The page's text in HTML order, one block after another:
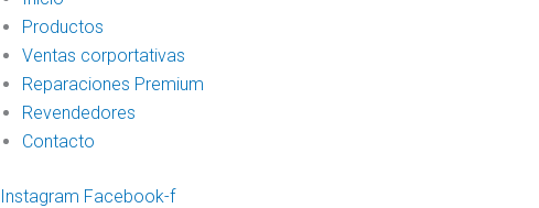
Productos
Ventas corportativas
Reparaciones Premium
Revendedores
Contacto
Instagram Facebook-f